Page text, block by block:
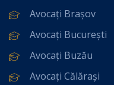
Avocați Brașov
Avocați București
Avocați Buzău
Avocați Călărași